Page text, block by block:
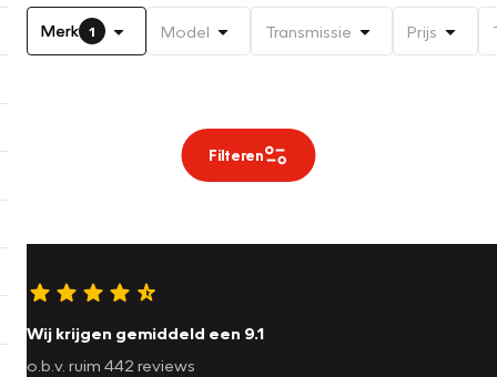
Merk 1 Model Transmissie Prijs
Filteren
Wij krijgen gemiddeld een 9.1
o.b.v. ruim 442 reviews